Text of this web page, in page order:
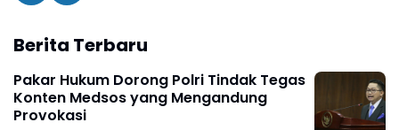
Berita Terbaru
Pakar Hukum Dorong Polri Tindak Tegas
Konten Medsos yang Mengandung
Provokasi